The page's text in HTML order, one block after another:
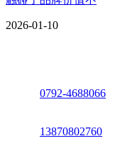
2026-01-10
0792-4688066
13870802760